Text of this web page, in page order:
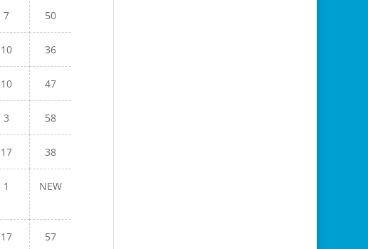
7 50
10 36
10 47
3 58
17 38
1 NEW
17 57